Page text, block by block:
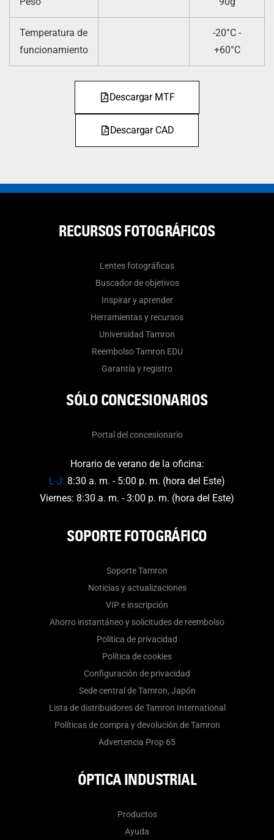
Temperatura de
funcionamiento
-20°C -
+60°C
Descargar MTF
Descargar CAD
RECURSOS FOTOGRÁFICOS
Lentes fotográficas
Buscador de objetivos
Inspirar y aprender
Herramientas y recursos
Universidad Tamron
Reembolso Tamron EDU
Garantía y registro
SÓLO CONCESIONARIOS
Portal del concesionario
Horario de verano de la oficina:
L-J: 8:30 a. m. - 5:00 p. m. (hora del Este)
Viernes: 8:30 a. m. - 3:00 p. m. (hora del Este)
SOPORTE FOTOGRÁFICO
Soporte Tamron
Noticias y actualizaciones
VIP e inscripción
Ahorro instantáneo y solicitudes de reembolso
Política de privacidad
Política de cookies
Configuración de privacidad
Sede central de Tamron, Japón
Lista de distribuidores de Tamron International
Políticas de compra y devolución de Tamron
Advertencia Prop 65
ÓPTICA INDUSTRIAL
Productos
Ayuda